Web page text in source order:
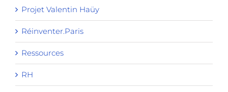
Projet Valentin Haüy
Réinventer.Paris
Ressources
RH